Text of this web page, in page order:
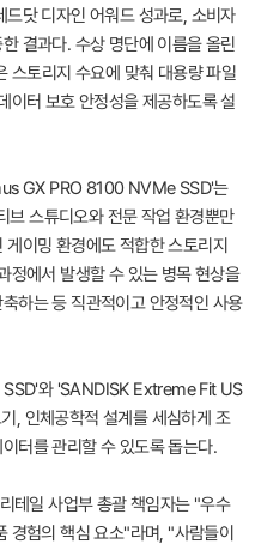
닷 디자인 어워드 성과로, 소비자
결과다. 수상 명단에 이름을 올린
스토리지 수요에 맞춰 대용량 파일
이터 보호 안정성을 제공하도록 설
GX PRO 8100 NVMe SSD'는
브 스튜디오와 전문 작업 환경뿐만
이밍 환경에도 적합한 스토리지
정에서 발생할 수 있는 병목 현상을
하는 등 직관적이고 안정적인 사용
와 'SANDISK Extreme Fit US
, 인체공학적 설계를 세심하게 조
터를 관리할 수 있도록 돕는다.
테일 사업부 총괄 책임자는 "우수
경험의 핵심 요소"라며, "사람들이